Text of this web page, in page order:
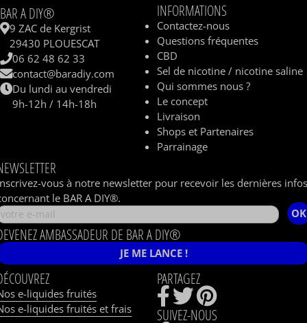
BAR A DIY®
9 ZAC de Kergrist
29430 PLOUESCAT
06 62 48 62 33
contact@baradiy.com
Du lundi au vendredi
9h-12h / 14h-18h
INFORMATIONS
Contactez-nous
Questions fréquentes
CBD
Sel de nicotine / nicotine saline
Qui sommes nous ?
Le concept
Livraison
Shops et Partenaires
Parrainage
vous à notre newsletter pour recevoir les dernières
le BAR A DIY®.
OK
AMBASSADEUR DE BAR A DIY®
JE ME LANCE !
e-liquides fruités
e-liquides fruités et frais
PARTAGEZ
SUIVEZ-NOUS